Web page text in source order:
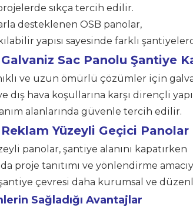
sıkça tercih edilir.
desteklenen OSB panolar,
yapısı sayesinde farklı
Galvaniz Sac Panolu Şantiye
ve uzun ömürlü çözümler için
dış hava koşullarına karşı dirençli
alanlarında güvenle tercih edilir.
Reklam Yüzeyli Geçici Panolar
panolar, şantiye alanını kapatırken
proje tanıtımı ve yönlendirme
çevresi daha kurumsal ve
Sağladığı Avantajlar